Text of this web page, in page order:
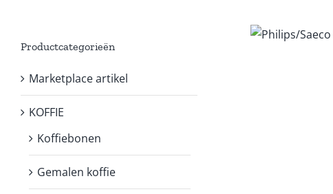
Productcategorieën
Marketplace artikel
KOFFIE
Koffiebonen
Gemalen koffie